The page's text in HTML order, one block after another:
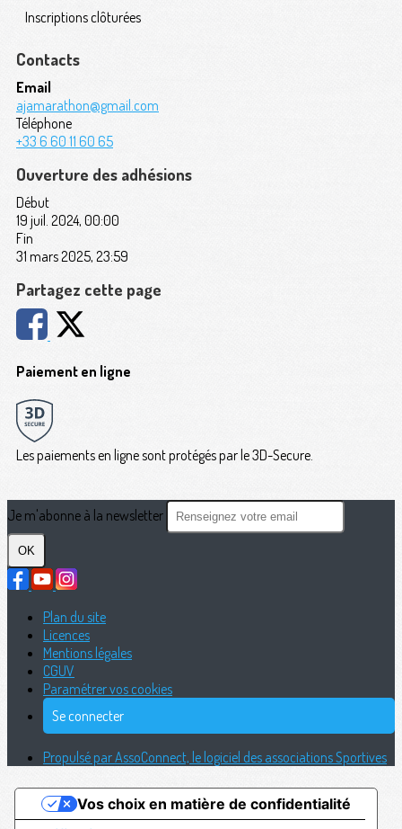
Inscriptions clôturées
Contacts
Email
ajamarathon@gmail.com
Téléphone
+33 6 60 11 60 65
Ouverture des adhésions
Début
19 juil. 2024, 00:00
Fin
31 mars 2025, 23:59
Partagez cette page
Paiement en ligne
Les paiements en ligne sont protégés par le 3D-Secure.
Je m'abonne à la newsletter
OK
Plan du site
Licences
Mentions légales
CGUV
Paramétrer vos cookies
Se connecter
Propulsé par AssoConnect, le logiciel des associations Sportives
Vos choix en matière de confidentialité